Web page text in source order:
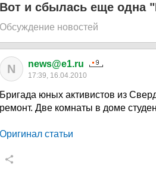
Вот и сбылась еще одна
Обсуждение новостей
N news@e1.ru
17:39, 16.04.2010
Бригада юных активистов из
ремонт. Две комнаты в доме
Оригинал статьи